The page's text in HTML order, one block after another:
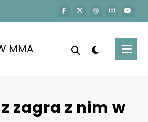
MMA
zagra z nim w